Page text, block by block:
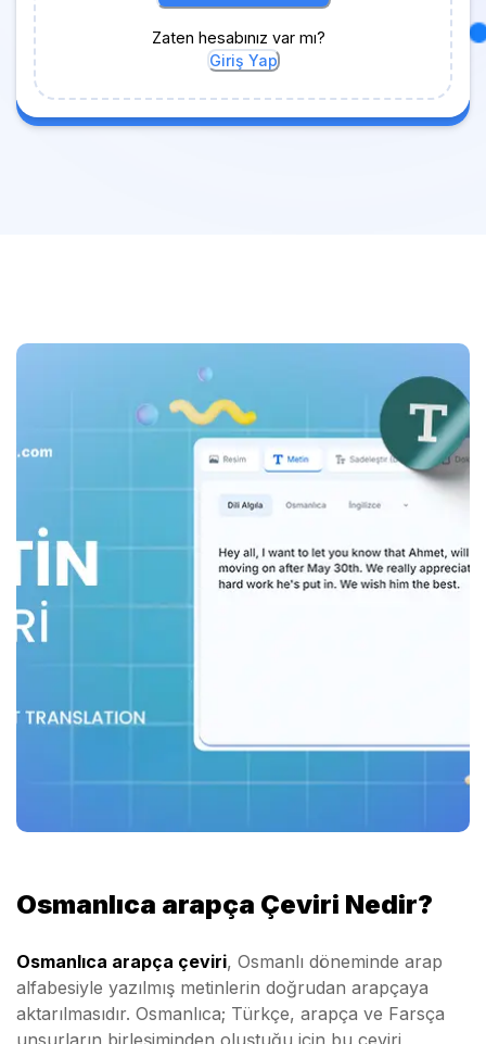
Zaten hesabınız var mı?
Giriş Yap
Osmanlıca arapça Çeviri Nedir?
Osmanlıca arapça çeviri, Osmanlı döneminde arap
alfabesiyle yazılmış metinlerin doğrudan arapçaya
aktarılmasıdır. Osmanlıca; Türkçe, arapça ve Farsça
unsurların birleşiminden oluştuğu için bu çeviri